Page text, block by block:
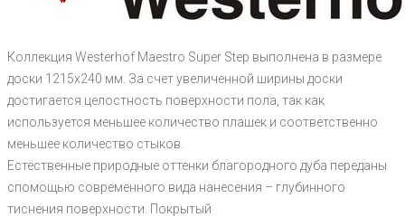
Коллекция Westerhof Maestro Super Step выполнена в размере
доски 1215х240 мм. За счет увеличенной ширины доски
достигается целостность поверхности пола, так как
используется меньшее количество плашек и соответственно
меньшее количество стыков.
Естественные природные оттенки благородного дуба переданы
спомощью современного вида нанесения – глубинного
тиснения поверхности. Покрытый